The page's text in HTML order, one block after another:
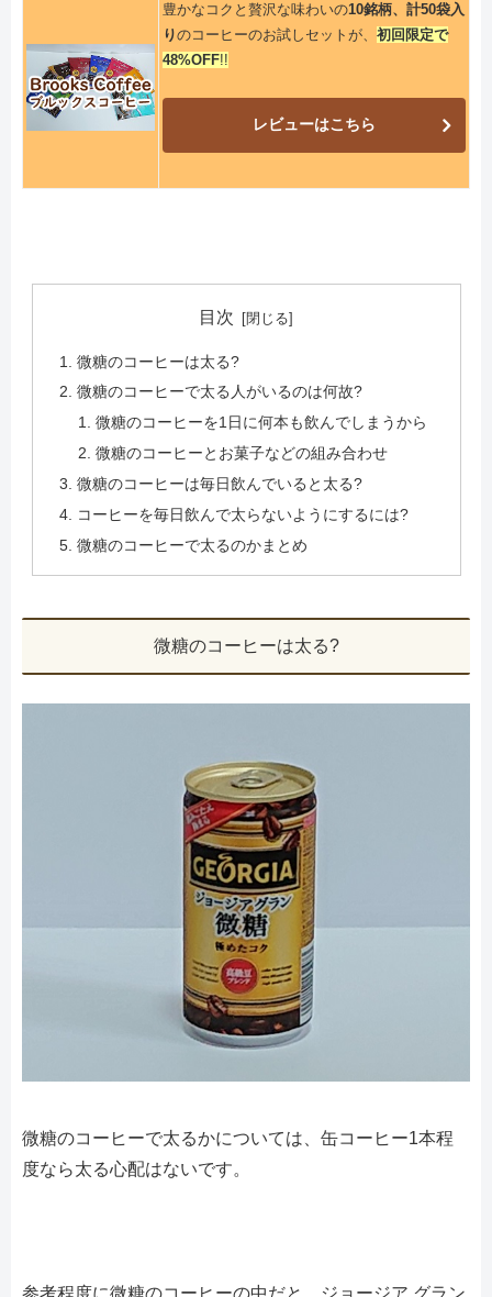
豊かなコクと贅沢な味わいの10銘柄、計50袋入
りのコーヒーのお試しセットが、 初回限定で
48%OFF!!
レビューはこちら
目次
微糖のコーヒーは太る?
微糖のコーヒーで太る人がいるのは何故?
微糖のコーヒーを1日に何本も飲んでしまうから
微糖のコーヒーとお菓子などの組み合わせ
微糖のコーヒーは毎日飲んでいると太る?
コーヒーを毎日飲んで太らないようにするには?
微糖のコーヒーで太るのかまとめ
微糖のコーヒーは太る?
微糖のコーヒーで太るかについては、缶コーヒー1本程
度なら太る心配はないです。
参考程度に微糖のコーヒーの中だと、ジョージア グラン